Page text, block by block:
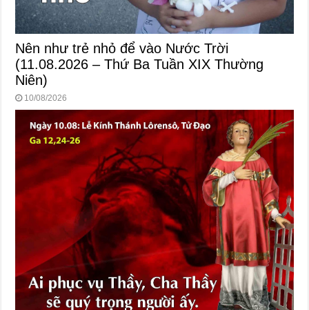
Nên như trẻ nhỏ để vào Nước Trời
(11.08.2026 – Thứ Ba Tuần XIX Thường
Niên)
10/08/2026